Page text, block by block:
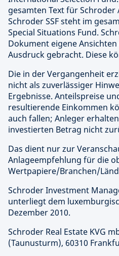
gesamten Text für
Schroder SSF steht im
Special Situations Fund.
Dokument eigene
Ausdruck gebracht. Diese
Die in der Vergangenheit
nicht als zuverlässiger
Ergebnisse. Anteilspreise
resultierende Einkommen
auch fallen; Anleger
investierten Betrag nicht
Das dient nur zur
Anlageempfehlung für die
Wertpapiere/Branchen/
Schroder Investment
unterliegt dem
Dezember 2010.
Schroder Real Estate KVG
(Taunusturm), 60310